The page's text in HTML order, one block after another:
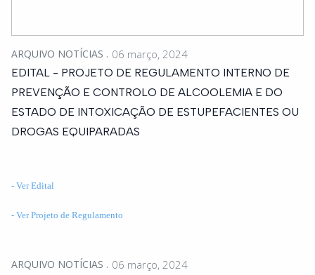
ARQUIVO NOTÍCIAS 06 março, 2024
EDITAL - PROJETO DE REGULAMENTO INTERNO DE
PREVENÇÃO E CONTROLO DE ALCOOLEMIA E DO
ESTADO DE INTOXICAÇÃO DE ESTUPEFACIENTES OU
DROGAS EQUIPARADAS
- Ver Edital
- Ver Projeto de Regulamento
ARQUIVO NOTÍCIAS 06 março, 2024